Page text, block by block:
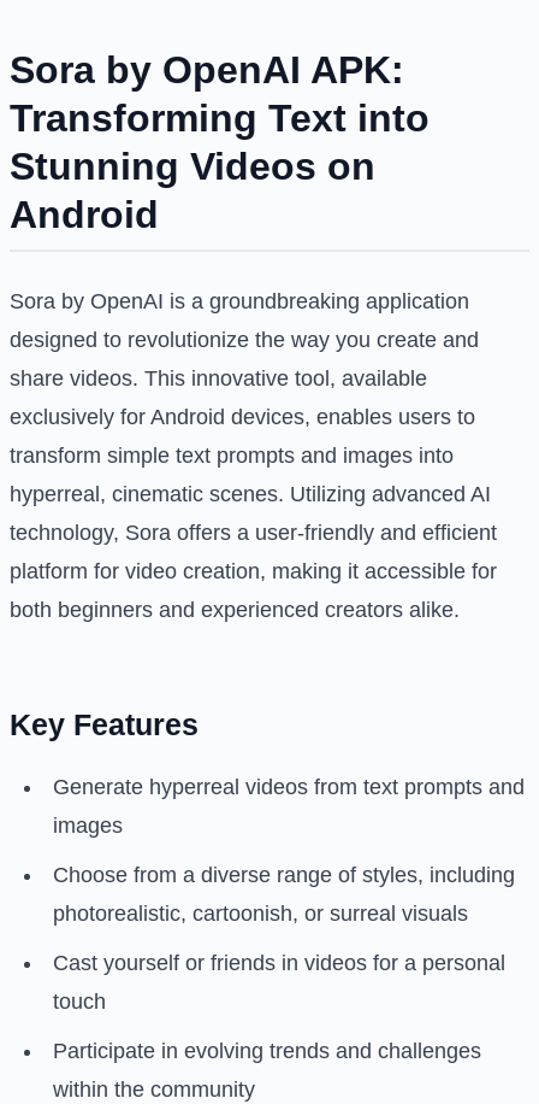
Sora by OpenAI APK:
Transforming Text into
Stunning Videos on
Android
Sora by OpenAI is a groundbreaking application
designed to revolutionize the way you create and
share videos. This innovative tool, available
exclusively for Android devices, enables users to
transform simple text prompts and images into
hyperreal, cinematic scenes. Utilizing advanced AI
technology, Sora offers a user-friendly and efficient
platform for video creation, making it accessible for
both beginners and experienced creators alike.
Key Features
Generate hyperreal videos from text prompts and
images
Choose from a diverse range of styles, including
photorealistic, cartoonish, or surreal visuals
Cast yourself or friends in videos for a personal
touch
Participate in evolving trends and challenges
within the community